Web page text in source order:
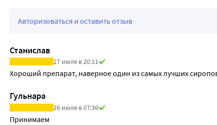
Авторизоваться и оставить отзыв
Станислав
27 июля в 20:11
Хороший препарат, наверное один из самых лучших
Гульнара
26 июля в 07:36
Принимаем